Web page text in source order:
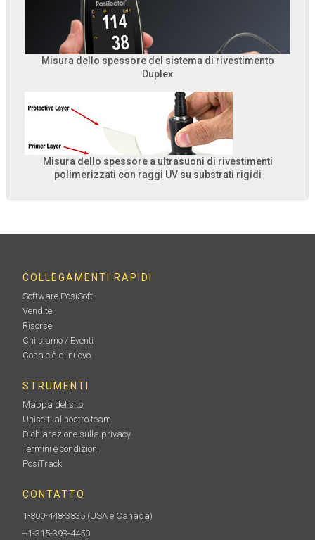
Misura dello spessore del sistema di rivestimento
Duplex
Misura dello spessore a ultrasuoni di rivestimenti
polimerizzati con raggi UV su substrati rigidi
COLLEGAMENTI RAPIDI
Software PosiSoft
Vendite
Risorse
Chi siamo / Eventi
Cosa c'è di nuovo
STRUMENTI
Mappa del sito
Unisciti al nostro team
Dichiarazione sulla privacy
Termini e condizioni
PosiTrack
CONTATTO
1-800-448-3835 (USA e Canada)
+1-315-393-4450